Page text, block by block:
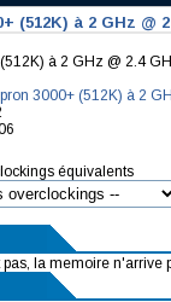
(512K) à 2 GHz @
à 2 GHz @ 2.4
3000+ (512K) à 2
équivalents
la memoire n'arrive